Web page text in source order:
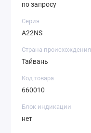
по запросу
Серия
A22NS
Страна происхождения
Тайвань
Код товара
660010
Блок индикации
нет